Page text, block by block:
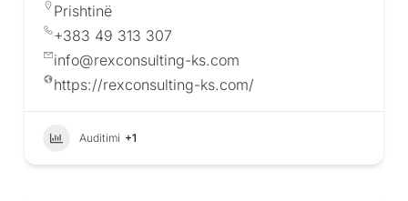
Prishtinë
+383 49 313 307
info@rexconsulting-ks.com
https://rexconsulting-ks.com/
Auditimi +1